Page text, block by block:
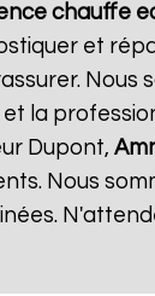
chauffe
et
la
Dupont,
Nous